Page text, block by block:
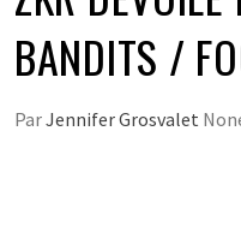
BANDITS /
ParJennifer Grosvalet